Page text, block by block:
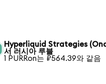
Hyperliquid Strategies
서 러시아 루블
1 PURRon는 ₽564.39와 같음